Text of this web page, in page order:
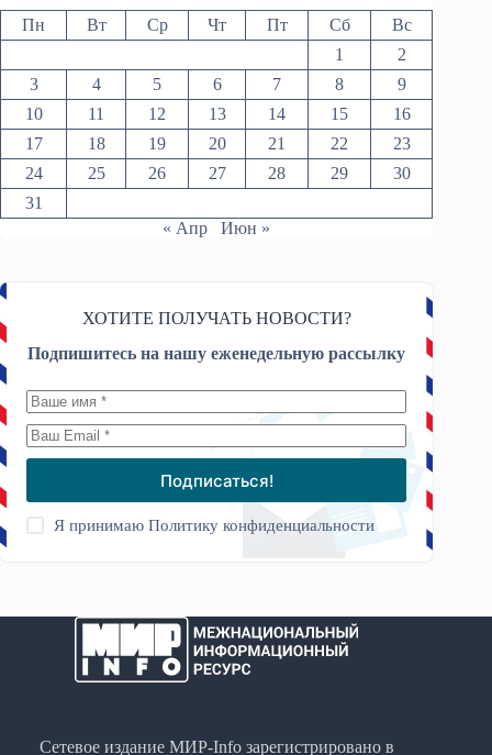
Пн Вт Ср Чт Пт Сб
Вс
1
2
3
4 5 6 7 8
9
10
11 12 13 14 15
16
17
18 19 20 21 22
23
24
25 26 27 28 29
30
31
« Апр
Июн »
ХОТИТЕ ПОЛУЧАТЬ НОВОСТИ?
Подпишитесь на нашу еженедельную рассылку
Подписаться!
Я принимаюПолитику конфиденциальности
Сетевое издание МИР-Info зарегистрировано в